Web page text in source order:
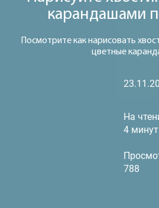
карандашами
Посмотрите как нарисовать
цветные
На
4
788